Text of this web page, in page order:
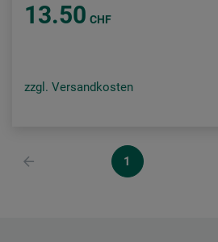
13.50 CHF
zzgl. Versandkosten
1